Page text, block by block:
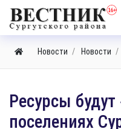
Новости Новости
​Ресурсы будут
поселениях